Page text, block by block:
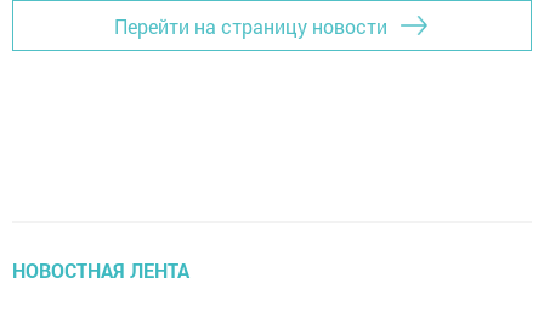
Перейти на страницу новости
НОВОСТНАЯ ЛЕНТА